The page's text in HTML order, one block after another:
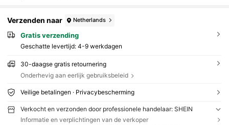
Verzenden naar Netherlands
Gratis verzending
Geschatte levertijd: 4-9 werkdagen
30-daagse gratis retournering
Onderhevig aan eerlijk gebruiksbeleid
Veilige betalingen · Privacybescherming
Verkocht en verzonden door professionele handelaar: SHEIN
Informatie en verplichtingen van de verkoper